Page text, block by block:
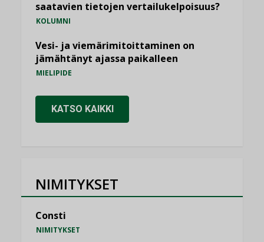
saatavien tietojen vertailukelpoisuus?
KOLUMNI
Vesi- ja viemärimitoittaminen on
jämähtänyt ajassa paikalleen
MIELIPIDE
KATSO KAIKKI
NIMITYKSET
Consti
NIMITYKSET